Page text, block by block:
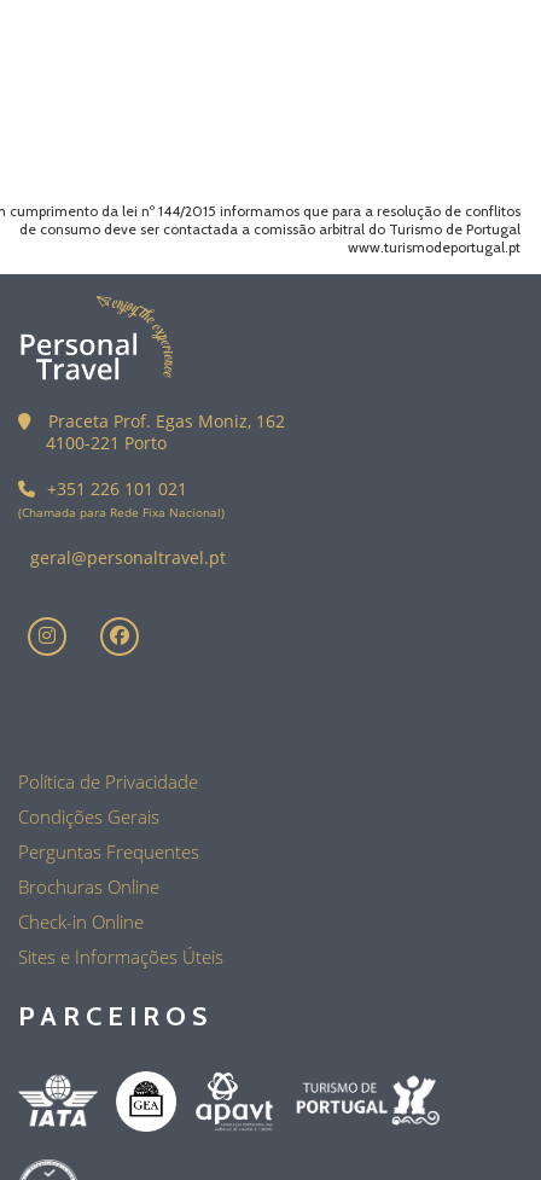
cumprimento da lei nº 144/2015 informamos que para a resolução de conflitos
de consumo deve ser contactada a comissão arbitral do Turismo de Portugal
www.turismodeportugal.pt
Praceta Prof. Egas Moniz, 162
4100-221 Porto
+351 226 101 021
(Chamada para Rede Fixa Nacional)
geral@personaltravel.pt
Política de Privacidade
Condições Gerais
Perguntas Frequentes
Brochuras Online
Check-in Online
Sites e Informações Úteis
PARCEIROS